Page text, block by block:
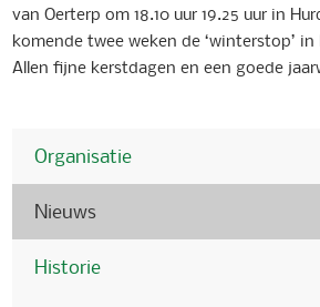
van Oerterp om 18.10 uur 19.25 uur in
komende twee weken de ‘winterstop’
Allen fijne kerstdagen en een goede
Organisatie
Nieuws
Historie